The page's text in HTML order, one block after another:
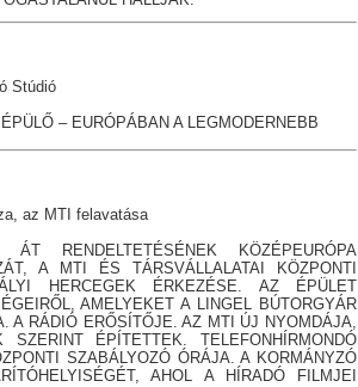
Stúdió
– EURÓPÁBAN A LEGMODERNEBB
az MTI felavatása
RENDELTETÉSÉNEK KÖZÉPEURÓPA
A MTI ÉS TÁRSVÁLLALATAI KÖZPONTI
HERCEGEK ÉRKEZÉSE. AZ ÉPÜLET
AMELYEKET A LINGEL BÚTORGYÁR
A RÁDIÓ ERŐSÍTŐJE. AZ MTI ÚJ NYOMDÁJA,
ÉPÍTETTEK. TELEFONHÍRMONDÓ
SZABÁLYOZÓ ÓRÁJA. A KORMÁNYZÓ
AHOL A HÍRADÓ FILMJEI